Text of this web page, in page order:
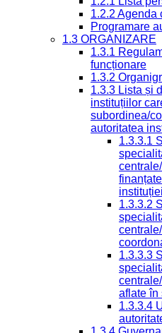
1.2.2 Agenda
Programare
1.3 ORGANIZARE
1.3.1
funcționare
1.3.2
1.3.3 Lista și
instituțiilor
subordinea/
autoritatea
1.3.3.1
instituției
1.3.3.2
1.3.3.3
aflate în
1.3.3.4